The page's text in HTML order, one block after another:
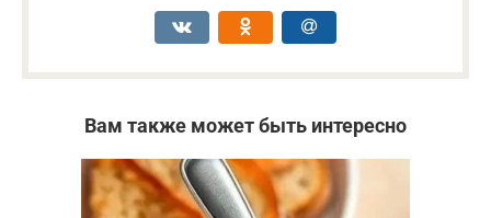
Вам также может быть интересно